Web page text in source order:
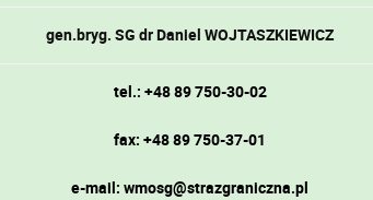
gen.bryg. SG dr Daniel WOJTASZKIEWICZ
tel.: +48 89 750-30-02
fax: +48 89 750-37-01
e-mail: wmosg@strazgraniczna.pl